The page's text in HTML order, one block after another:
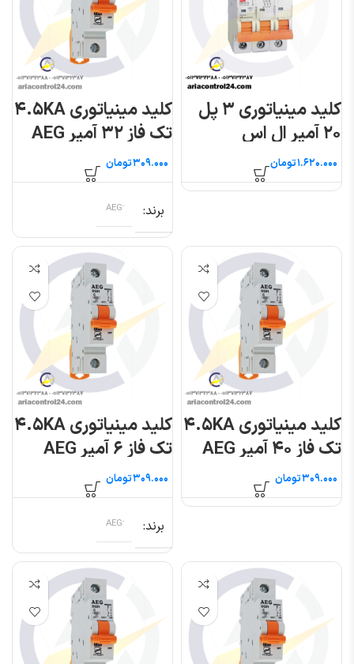
کلید مینیاتوری ۳ پل
۲۰ آمپر ال اس
تومان
کلید مینیاتوری ۴.۵KA
تک فاز ۳۲ آمپر AEG
تومان
برند
کلید مینیاتوری ۴.۵KA
تک فاز ۴۰ آمپر AEG
تومان
کلید مینیاتوری ۴.۵KA
تک فاز ۶ آمپر AEG
تومان
برند